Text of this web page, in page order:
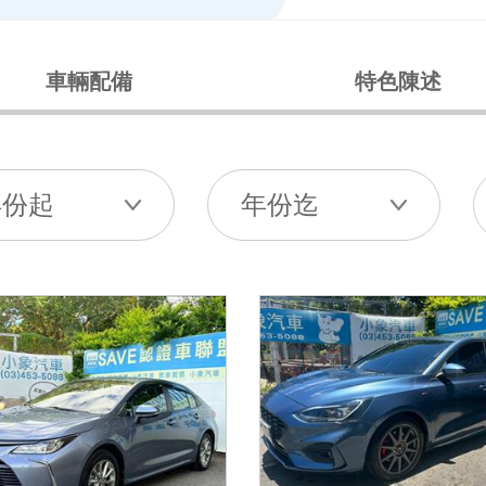
車輛配備 特色陳述